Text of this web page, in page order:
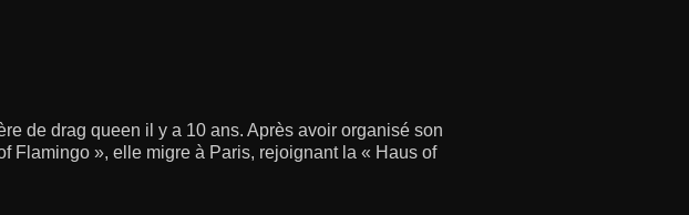
de drag queen il y a 10 ans. Après avoir organisé son
Flamingo », elle migre à Paris, rejoignant la « Haus of